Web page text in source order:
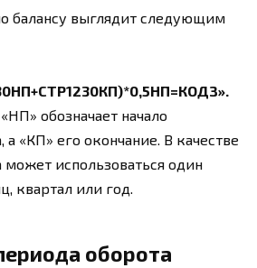
балансу выглядит следующим
обозначает начало
а «КП» его окончание. В качестве
может использоваться один
квартал или год.
оборота